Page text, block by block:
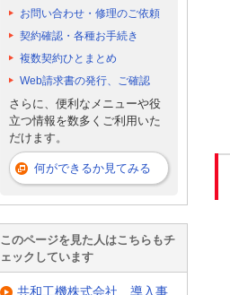
お問い合わせ・修理のご依頼
契約確認・各種お手続き
複数契約ひとまとめ
Web請求書の発行、ご確認
さらに、便利なメニューや役
立つ情報を数多くご利用いた
だけます。
何ができるか見てみる
このページを見た人はこちらもチ
ェックしています
共和工機株式会社 導入事